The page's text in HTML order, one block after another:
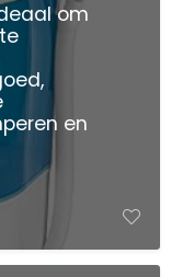
om
en